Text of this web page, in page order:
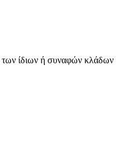
των ίδιων ή συναφών κλάδων